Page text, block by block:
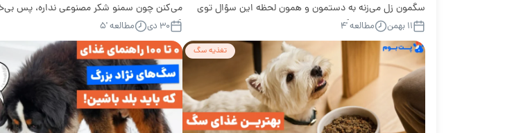
سگمون زل می‌زنه به دستمون و همون لحظه این سؤال توی
ذهنمون میاد: آیا سگ‌ها...
۱۱ بهمن مطالعه '۴
می‌کنن چون سمنو شکر مصنوعی نداره، پس
گوارش...
۳۰ دی مطالعه '۵
تغذیه سگ